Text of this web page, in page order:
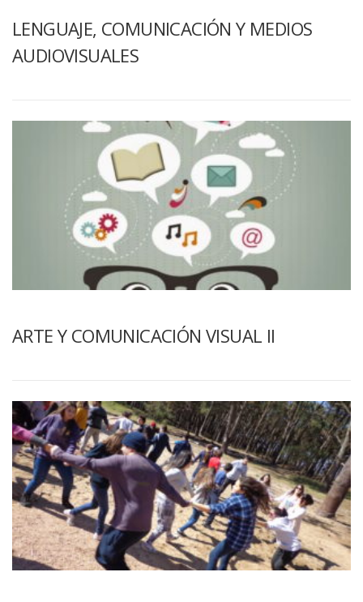
LENGUAJE, COMUNICACIÓN Y MEDIOS
AUDIOVISUALES
ARTE Y COMUNICACIÓN VISUAL II